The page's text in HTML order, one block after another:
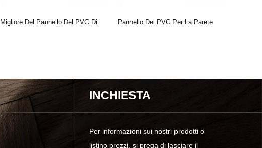
Migliore Del Pannello Del PVC Di
Pannello Del PVC Per La Parete
INCHIESTA
Per informazioni sui nostri prodotti o
listino prezzi, si prega di lasciare il